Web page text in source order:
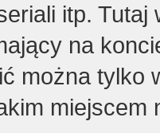
itp. Tutaj
na
można tylko
miejscem